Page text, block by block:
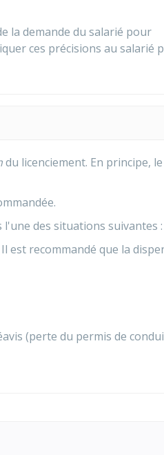
la demande du salarié pour
ces précisions au salarié
du licenciement. En principe, le
des situations suivantes :
est recommandé que la
(perte du permis de